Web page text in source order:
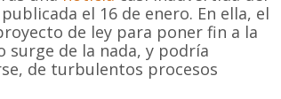
el 16 de enero. En ella, el
de ley para poner fin a la
surge de la nada, y podría
de turbulentos procesos